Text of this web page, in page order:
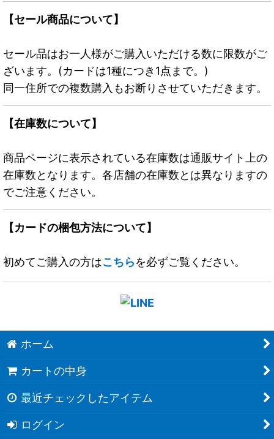
【セール商品について】
セール品はお一人様がご購入いただける数に限数がご
ざいます。(カードは1種につき1点まで。)
同一住所での複数購入もお断りさせていただきます。
【在庫数について】
商品ページに表示されている在庫数は通販サイト上の
在庫数となります。各店舗の在庫数とは異なりますの
でご注意ください。
【カードの梱包方法について】
初めてご購入の方はこちらを必ずご覧ください。
ホーム
カートの中身
最近チェックしたアイテム
ログイン